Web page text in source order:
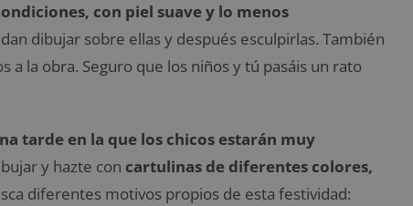
con piel suave y lo menos
dibujar sobre ellas y después esculpirlas. También
la obra. Seguro que los niños y tú pasáis un rato
tarde en la que los chicos estarán muy
y hazte con cartulinas de diferentes colores,
diferentes motivos propios de esta festividad: